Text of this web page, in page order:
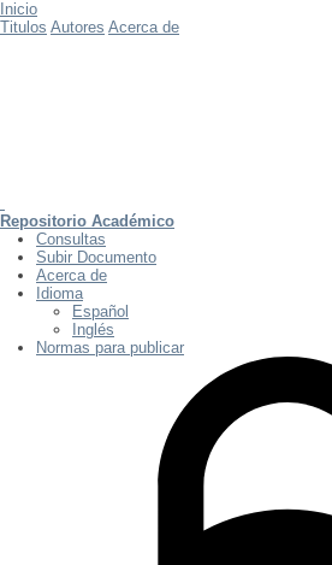
Inicio
Titulos Autores Acerca de
Repositorio Académico
Consultas
Subir Documento
Acerca de
Idioma
Español
Inglés
Normas para publicar